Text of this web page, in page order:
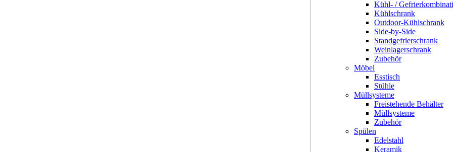
Kühl- /
Kühlschrank
Outdoor-Kühlschrank
Side-by-Side
Standgefrierschrank
Weinlagerschrank
Zubehör
Möbel
Esstisch
Stühle
Müllsysteme
Freistehende Behälter
Müllsysteme
Zubehör
Spülen
Edelstahl
Keramik